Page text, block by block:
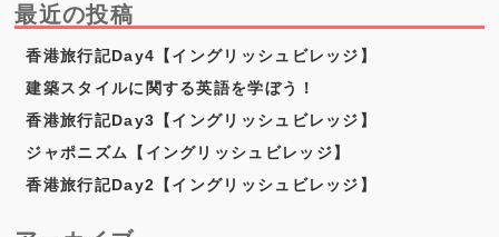
最近の投稿
香港旅行記Day4【イングリッシュビレッジ】
建築スタイルに関する英語を学ぼう！
香港旅行記Day3【イングリッシュビレッジ】
ジャポニズム【イングリッシュビレッジ】
香港旅行記Day2【イングリッシュビレッジ】